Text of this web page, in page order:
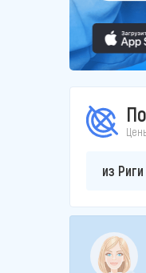
из Риги